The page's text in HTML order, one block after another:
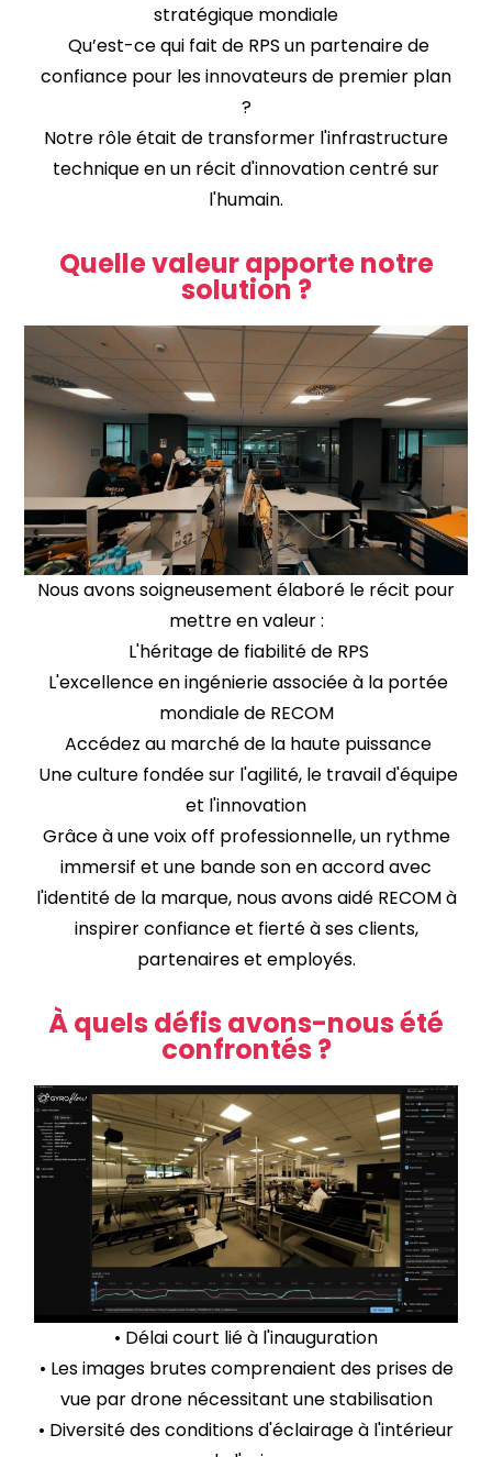
stratégique mondiale
Qu’est-ce qui fait de RPS un partenaire de
confiance pour les innovateurs de premier plan
?
Notre rôle était de transformer l'infrastructure
technique en un récit d'innovation centré sur
l'humain.
Quelle valeur apporte notre
solution ?
Nous avons soigneusement élaboré le récit pour
mettre en valeur :
L'héritage de fiabilité de RPS
L'excellence en ingénierie associée à la portée
mondiale de RECOM
Accédez au marché de la haute puissance
Une culture fondée sur l'agilité, le travail d'équipe
et l'innovation
Grâce à une voix off professionnelle, un rythme
immersif et une bande son en accord avec
l'identité de la marque, nous avons aidé RECOM à
inspirer confiance et fierté à ses clients,
partenaires et employés.
À quels défis avons-nous été
confrontés ?
• Délai court lié à l'inauguration
• Les images brutes comprenaient des prises de
vue par drone nécessitant une stabilisation
• Diversité des conditions d'éclairage à l'intérieur